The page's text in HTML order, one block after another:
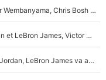
NBA - Victime d'une thrombose comme Victor Wembanyama, Chris Bosh prévient le Français des risques sur sa santé : «J’ai failli mourir sur le coup et j’ai été ramené à la vie»
De la NBA au cinéma : Comme Michael Jordan et LeBron James, Victor Wembanyama rêve d'une carrière d'acteur !
The Last Dance sur Netflix : Comme Michael Jordan, LeBron James va avoir le droit à sa série !